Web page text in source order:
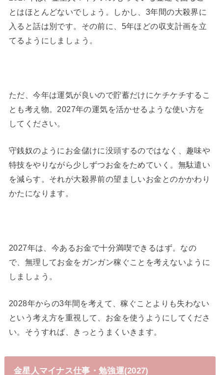
とはほとんどないでしょう。しかし、3年間の大殺界に
入ると話は別です。その前に、5年ほどの収支計画を立
てるようにしましょう。
ただ、今年は運気が良いので貯蓄だけにケチケチするこ
とも考え物。2027年の運気を活かせるような使い方を
してください。
守銭奴のようにお金儲けに没頭するのではなく、趣味や
特技をやりながら少しずつお金をためていく。無駄遣い
を減らす。それが大殺界前の望ましいお金とのかかわり
かたになります。
2027年は、今あるお金で十分満喫できるはず。なの
で、無理してお金をガンガン稼ぐことを考えないように
しましょう。
2028年からの3年間を考えて、稼ぐことよりも失わない
という考え方を重視して、お金を使うようにしてくださ
い。そうすれば、きっとうまくいきます。
金星人マイナス仕事・勉強運(2027)